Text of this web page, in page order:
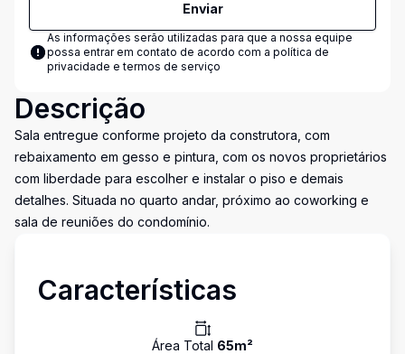
Enviar
As informações serão utilizadas para que a nossa equipe
possa entrar em contato de acordo com a política de
privacidade e termos de serviço
Descrição
Sala entregue conforme projeto da construtora, com
rebaixamento em gesso e pintura, com os novos proprietários
com liberdade para escolher e instalar o piso e demais
detalhes. Situada no quarto andar, próximo ao coworking e
sala de reuniões do condomínio.
Características
Área Total 65m²